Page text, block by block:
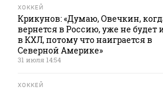
ХОККЕЙ
Крикунов: «Думаю, Овечкин,
вернется в Россию, уже не будет
в КХЛ, потому что наиграется в
Северной Америке»
31 июля 14:54
ХОККЕЙ